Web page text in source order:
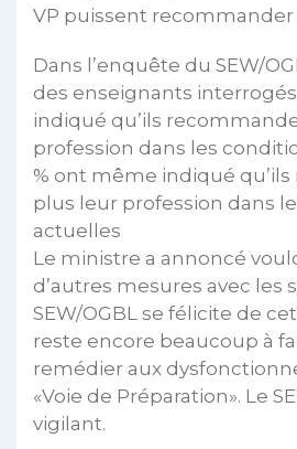
VP puissent recommander
Dans l’enquête du SEW/
des enseignants
indiqué qu’ils
profession dans les
% ont même indiqué qu’ils
plus leur profession dans
actuelles
Le ministre a annoncé
d’autres mesures avec les
SEW/OGBL se félicite de
reste encore beaucoup à
remédier aux
«Voie de Préparation». Le
vigilant.